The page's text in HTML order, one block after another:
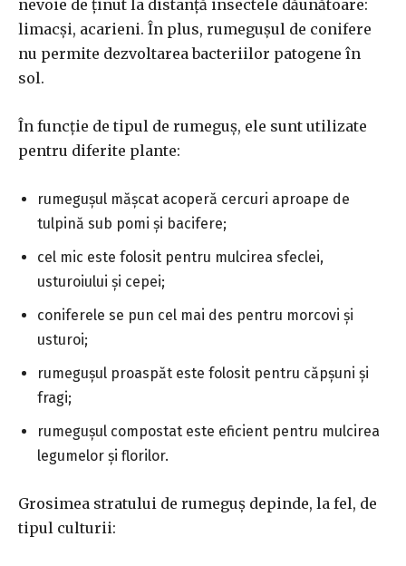
nevoie de ținut la distanță insectele dăunătoare:
limacși, acarieni. În plus, rumegușul de conifere
nu permite dezvoltarea bacteriilor patogene în
sol.
În funcție de tipul de rumeguș, ele sunt utilizate
pentru diferite plante:
rumegușul mășcat acoperă cercuri aproape de
tulpină sub pomi și bacifere;
cel mic este folosit pentru mulcirea sfeclei,
usturoiului și cepei;
coniferele se pun cel mai des pentru morcovi și
usturoi;
rumegușul proaspăt este folosit pentru căpșuni și
fragi;
rumegușul compostat este eficient pentru mulcirea
legumelor și florilor.
Grosimea stratului de rumeguș depinde, la fel, de
tipul culturii: